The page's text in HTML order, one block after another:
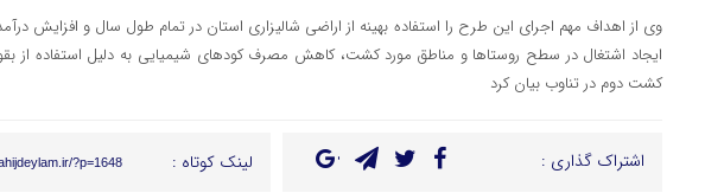
وی از اهداف مهم اجرای این طرح را استفاده بهینه از اراضی شالیزاری استان در تمام طول سال و افزایش
ایجاد اشتغال در سطح روستاها و مناطق مورد کشت، کاهش مصرف کودهای شیمیایی به دلیل استفاده از
کشت دوم در تناوب بیان کرد
اشتراک گذاری : لینک کوتاه : ?p=1648